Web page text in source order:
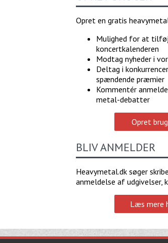
Opret en gratis
Mulighed for at
koncertkalenderen
Modtag nyheder i
Deltag i
spændende præmier
Kommentér
metal-debatter
Opret
BLIV ANMELDER
Heavymetal.dk søger
anmeldelse af udgivelser,
Læs mere